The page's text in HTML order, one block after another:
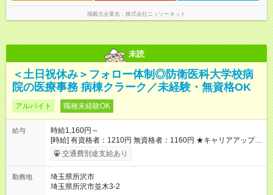
掲載元企業名 株式会社ニッソーネット
未読
＜土日祝休み＞フォロー体制◎防衛医科大学校病
院の医療事務 病棟クラーク／未経験・無資格OK
アルバイト 職種未経験OK
給与
時給1,160円～
[時給] 有資格者：1210円 無資格者：1160円 ★キャリアアップ制
度あり 進級により給与がアップします！ 【試用期間】試用期間
あり 試用期間の長さ：3ヶ月 雇用形態、給与は本採用時と同じ
交通費別途支給あり
勤務地
埼玉県所沢市
埼玉県所沢市並木3-2